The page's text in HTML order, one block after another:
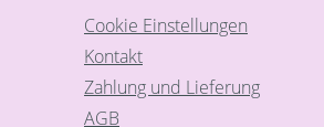
Cookie Einstellungen
Kontakt
Zahlung und Lieferung
AGB